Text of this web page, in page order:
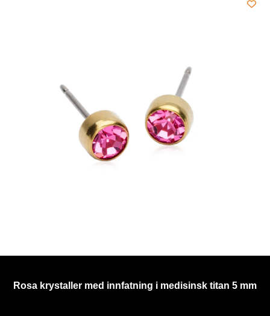
Rosa krystaller med innfatning i medisinsk titan 5 mm